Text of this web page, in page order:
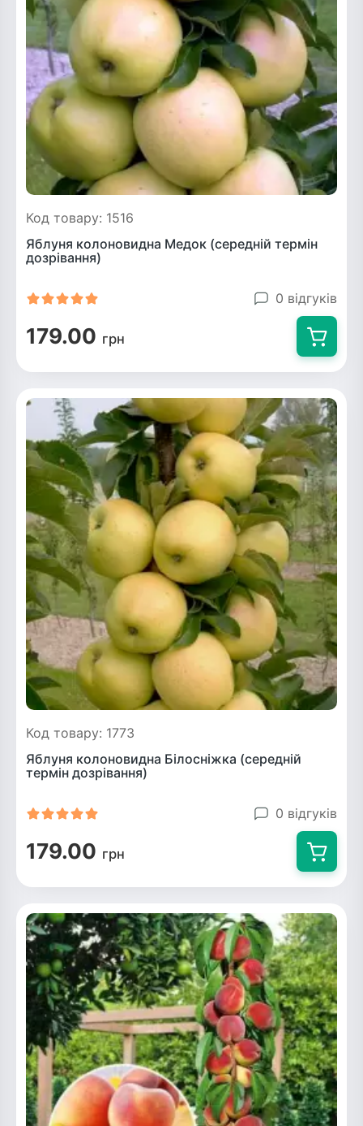
Код товару: 1516
Яблуня колоновидна Медок (середній термін
дозрівання)
0 відгуків
179.00 грн
Код товару: 1773
Яблуня колоновидна Білосніжка (середній
термін дозрівання)
0 відгуків
179.00 грн